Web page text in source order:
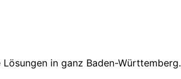
in ganz Baden-Württemberg.